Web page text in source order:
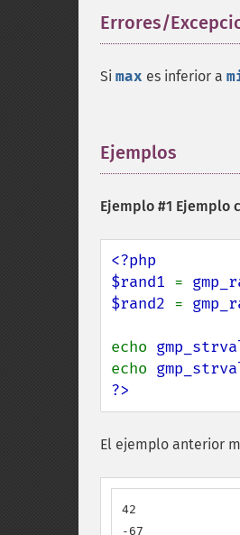
Errores/
Si max es inferior a
Ejemplos
Ejemplo #1 Ejemplo
<?php
$rand1 =
$rand2 =
echo
echo
?>
El ejemplo anterior
42
-67